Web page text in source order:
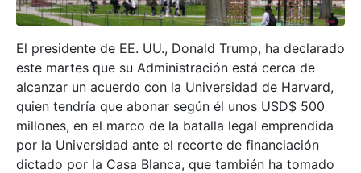
El presidente de EE. UU., Donald Trump, ha declarado
este martes que su Administración está cerca de
alcanzar un acuerdo con la Universidad de Harvard,
quien tendría que abonar según él unos USD$ 500
millones, en el marco de la batalla legal emprendida
por la Universidad ante el recorte de financiación
dictado por la Casa Blanca, que también ha tomado